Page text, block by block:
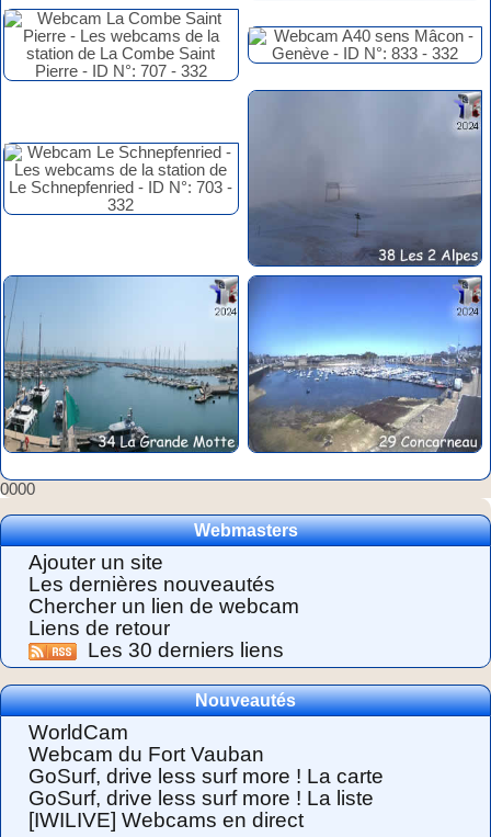
0000
Webmasters
Ajouter un site
Les dernières nouveautés
Chercher un lien de webcam
Liens de retour
Les 30 derniers liens
Nouveautés
WorldCam
Webcam du Fort Vauban
GoSurf, drive less surf more ! La carte
GoSurf, drive less surf more ! La liste
[IWILIVE] Webcams en direct